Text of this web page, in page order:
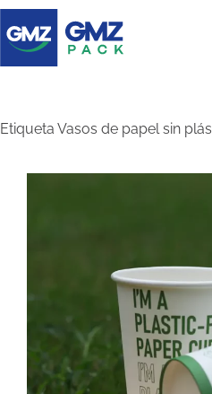
Etiqueta Vasos de papel sin